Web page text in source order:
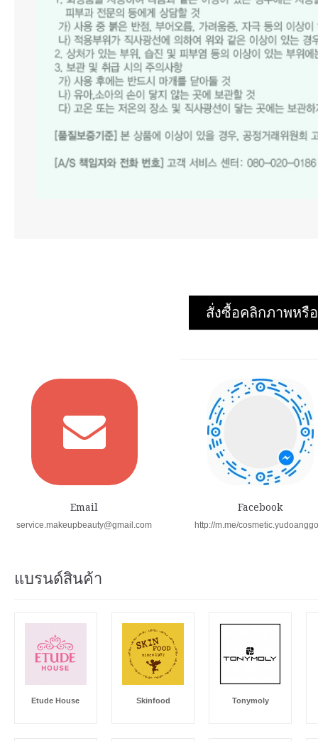
สั่งซื้อคลิกภาพหรื
Email
service.makeupbeauty@gmail.com
Facebook
http://m.me/
แบรนด์สินค้า
Etude House Skinfood Tonymoly